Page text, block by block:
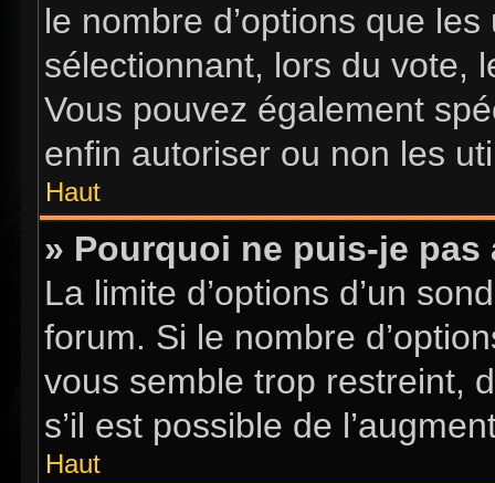
le nombre d’options que
sélectionnant, lors du vote,
Vous pouvez également
enfin autoriser ou non les
Haut
» Pourquoi ne puis-je
La limite d’options d’un
forum. Si le nombre
vous semble trop restreint,
s’il est possible de
Haut